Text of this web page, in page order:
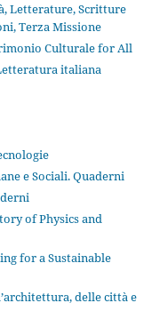
Letterature, Scritture
Terza Missione
Culturale for All
italiana
e Sociali. Quaderni
of Physics and
for a Sustainable
delle città e